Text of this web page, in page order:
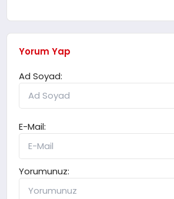
Yorum Yap
Ad Soyad:
E-Mail:
Yorumunuz: